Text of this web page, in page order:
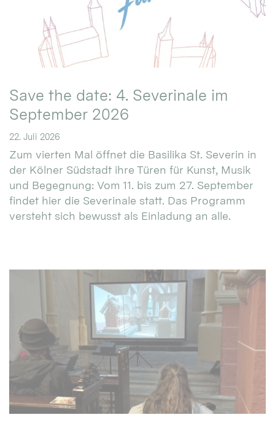
Save the date: 4. Severinale im
September 2026
22. Juli 2026
Zum vierten Mal öffnet die Basilika St. Severin in
der Kölner Südstadt ihre Türen für Kunst, Musik
und Begegnung: Vom 11. bis zum 27. September
findet hier die Severinale statt. Das Programm
versteht sich bewusst als Einladung an alle.